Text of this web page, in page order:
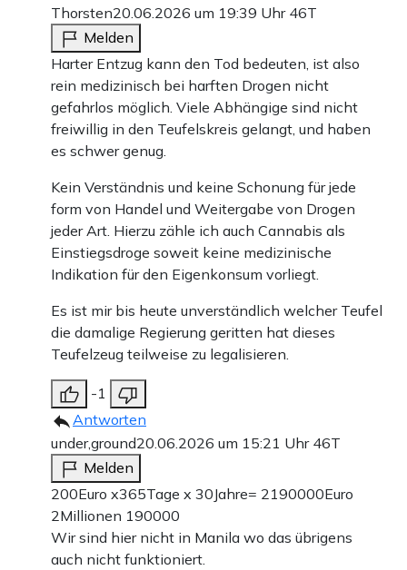
Thorsten20.06.2026 um 19:39 Uhr 46T
Melden
Harter Entzug kann den Tod bedeuten, ist also
rein medizinisch bei harften Drogen nicht
gefahrlos möglich. Viele Abhängige sind nicht
freiwillig in den Teufelskreis gelangt, und haben
es schwer genug.
Kein Verständnis und keine Schonung für jede
form von Handel und Weitergabe von Drogen
jeder Art. Hierzu zähle ich auch Cannabis als
Einstiegsdroge soweit keine medizinische
Indikation für den Eigenkonsum vorliegt.
Es ist mir bis heute unverständlich welcher Teufel
die damalige Regierung geritten hat dieses
Teufelzeug teilweise zu legalisieren.
-1
Antworten
under,ground20.06.2026 um 15:21 Uhr 46T
Melden
200Euro x365Tage x 30Jahre= 2190000Euro
2Millionen 190000
Wir sind hier nicht in Manila wo das übrigens
auch nicht funktioniert.